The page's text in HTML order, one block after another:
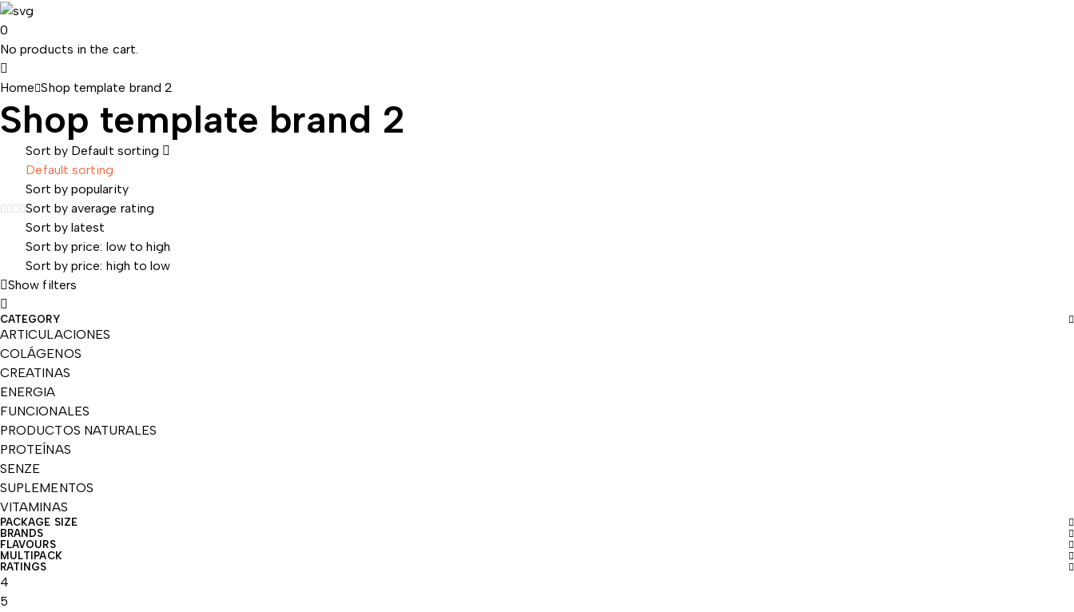
0
No products in the cart.
Home Shop template brand 2
Shop template brand 2
Sort by Default sorting
Default sorting
Sort by popularity
Sort by average rating
Sort by latest
Sort by price: low to high
Sort by price: high to low
Show filters
CATEGORY
ARTICULACIONES
COLÁGENOS
CREATINAS
ENERGIA
FUNCIONALES
PRODUCTOS NATURALES
PROTEÍNAS
SENZE
SUPLEMENTOS
VITAMINAS
PACKAGE SIZE
BRANDS
FLAVOURS
MULTIPACK
RATINGS
4
5